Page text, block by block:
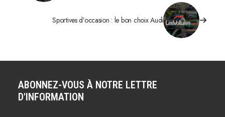
Sportives d’occasion : le bon choix Audi
ABONNEZ-VOUS À NOTRE LETTRE
D'INFORMATION